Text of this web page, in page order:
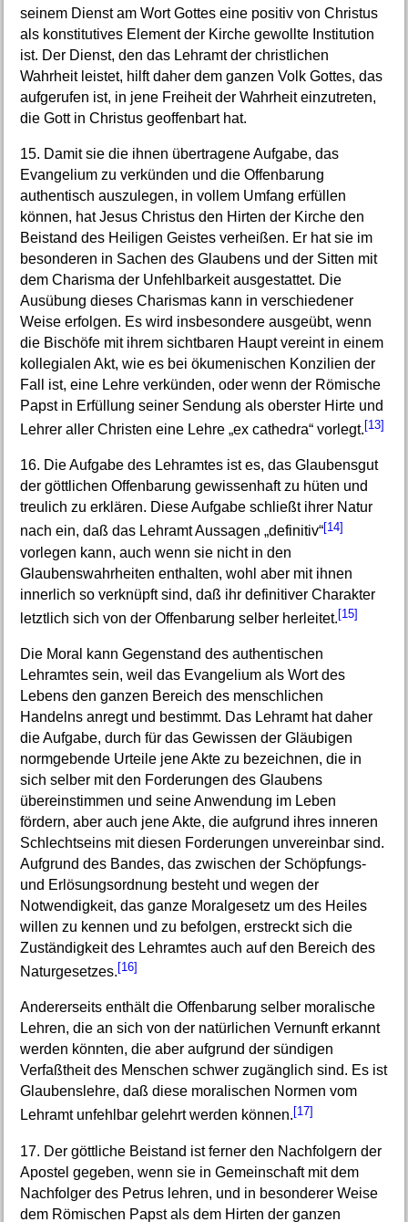
seinem Dienst am Wort Gottes eine positiv von Christus
als konstitutives Element der Kirche gewollte Institution
ist. Der Dienst, den das Lehramt der christlichen
Wahrheit leistet, hilft daher dem ganzen Volk Gottes, das
aufgerufen ist, in jene Freiheit der Wahrheit einzutreten,
die Gott in Christus geoffenbart hat.
15. Damit sie die ihnen übertragene Aufgabe, das
Evangelium zu verkünden und die Offenbarung
authentisch auszulegen, in vollem Umfang erfüllen
können, hat Jesus Christus den Hirten der Kirche den
Beistand des Heiligen Geistes verheißen. Er hat sie im
besonderen in Sachen des Glaubens und der Sitten mit
dem Charisma der Unfehlbarkeit ausgestattet. Die
Ausübung dieses Charismas kann in verschiedener
Weise erfolgen. Es wird insbesondere ausgeübt, wenn
die Bischöfe mit ihrem sichtbaren Haupt vereint in einem
kollegialen Akt, wie es bei ökumenischen Konzilien der
Fall ist, eine Lehre verkünden, oder wenn der Römische
Papst in Erfüllung seiner Sendung als oberster Hirte und
Lehrer aller Christen eine Lehre „ex cathedra“ vorlegt. [13]
16. Die Aufgabe des Lehramtes ist es, das Glaubensgut
der göttlichen Offenbarung gewissenhaft zu hüten und
treulich zu erklären. Diese Aufgabe schließt ihrer Natur
nach ein, daß das Lehramt Aussagen „definitiv“[14]
vorlegen kann, auch wenn sie nicht in den
Glaubenswahrheiten enthalten, wohl aber mit ihnen
innerlich so verknüpft sind, daß ihr definitiver Charakter
letztlich sich von der Offenbarung selber herleitet.[15]
Die Moral kann Gegenstand des authentischen
Lehramtes sein, weil das Evangelium als Wort des
Lebens den ganzen Bereich des menschlichen
Handelns anregt und bestimmt. Das Lehramt hat daher
die Aufgabe, durch für das Gewissen der Gläubigen
normgebende Urteile jene Akte zu bezeichnen, die in
sich selber mit den Forderungen des Glaubens
übereinstimmen und seine Anwendung im Leben
fördern, aber auch jene Akte, die aufgrund ihres inneren
Schlechtseins mit diesen Forderungen unvereinbar sind.
Aufgrund des Bandes, das zwischen der Schöpfungs-
und Erlösungsordnung besteht und wegen der
Notwendigkeit, das ganze Moralgesetz um des Heiles
willen zu kennen und zu befolgen, erstreckt sich die
Zuständigkeit des Lehramtes auch auf den Bereich des
Naturgesetzes. [16]
Andererseits enthält die Offenbarung selber moralische
Lehren, die an sich von der natürlichen Vernunft erkannt
werden könnten, die aber aufgrund der sündigen
Verfaßtheit des Menschen schwer zugänglich sind. Es ist
Glaubenslehre, daß diese moralischen Normen vom
Lehramt unfehlbar gelehrt werden können.[17]
17. Der göttliche Beistand ist ferner den Nachfolgern der
Apostel gegeben, wenn sie in Gemeinschaft mit dem
Nachfolger des Petrus lehren, und in besonderer Weise
dem Römischen Papst als dem Hirten der ganzen